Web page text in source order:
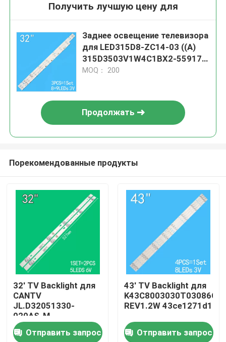
Дом
Продукты
Получить лучшую цену для
Заднее освещение телевизора
для LED315D8-ZC14-03 ((A)
315D3503V1W4C1BX2-55917M
30331509207
MOQ： 200
Продолжать
Порекомендованные продукты
32' TV Backlight для
CANTV
JL.D32051330-
020AS-M
32HR332M05A1 V3
4D-LE3202-YC1P0Z1
Отправить запрос
43' TV Backlight для
K43C8003030T03086C9-
REV1.2W 43ce1271d1
Отправить запрос